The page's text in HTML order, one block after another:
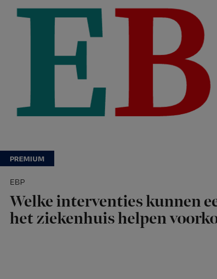
EBP
Welke interventies kunnen
het ziekenhuis helpen